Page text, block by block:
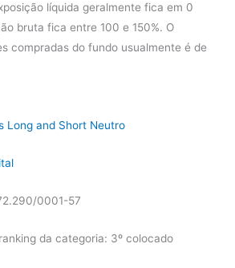
líquida geralmente fica em 0
bruta fica entre 100 e 150%. O
compradas do fundo usualmente é de
Long and Short Neutro
0001-57
da categoria: 3º colocado